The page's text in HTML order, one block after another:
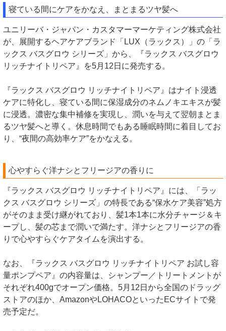
寝ている間にケアをかなえ、まとまるツヤ髪へ
ユニリーバ・ジャパン・カスタマーマーケティング株式会社
が、展開するヘアケアブランド「LUX（ラックス）」の「ラ
ックス バスグロウ シリーズ」から、『ラックス バスグロウ
リッチナイトリペア』を5月12日に発売する。
『ラックス バスグロウ リッチナイトリペア』はナイト浸透
ケアに特化し、寝ている間に保湿成分のネムノキエキスが髪
に浸透。濃密な集中補修を実現し、潤いを与えて翌朝まとま
るツヤ髪へと導く。休息時間でもある睡眠時間に着目してお
り、“夜間の高効率ケア”をかなえる。
心やすらぐ洋ナシとフリージアの香りに
『ラックス バスグロウ リッチナイトリペア』には、「ラッ
クス バスグロウ シリーズ」の特長である“保水ケア美容”処方
がそのまま受け継がれており、髪1本1本に水分チャージ＆キ
ープし、髪の芯まで潤いで満たす。洋ナシとフリージアの香
りで心やすらぐケアタイムを演出する。
なお、『ラックス バスグロウ リッチナイトリペア お試し容
量ポンプペア』の内容量は、シャンプー／トリートメントが
それぞれ400gでオープン価格。5月12日から全国のドラッグ
ストアのほか、AmazonやLOHACOといったECサイトで発
売予定だ。